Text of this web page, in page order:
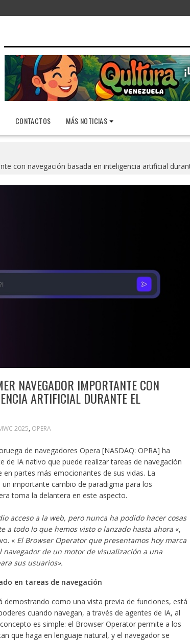
CONTACTOS MÁS NOTICIAS
con navegación basada en inteligencia artificial
NAVEGADOR IMPORTANTE CON
ARTIFICIAL DURANTE EL
2025, OPERA
de navegadores Opera [NASDAQ: OPRA] ha
IA nativo que puede realizar tareas de navegación
partes más emocionantes de sus vidas. La
importante cambio de paradigma para los
toma la delantera en este aspecto.
acceso a la web, pero nunca ha podido hacer cosas
a todo lo que hemos visto o lanzado hasta ahora«,
«El Browser Operator que presentamos hoy marca
de un motor de visualización a una
sus usuarios».
en tareas de navegación
como una vista previa de funciones, está
cuando navegan, a través de agentes de IA, al
es simple: el Browser Operator permite a los
que haga en lenguaje natural, y el navegador se